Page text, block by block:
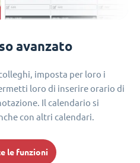
avanzato
imposta per loro i
loro di inserire orario di
Il calendario si
con altri calendari.
le funzioni